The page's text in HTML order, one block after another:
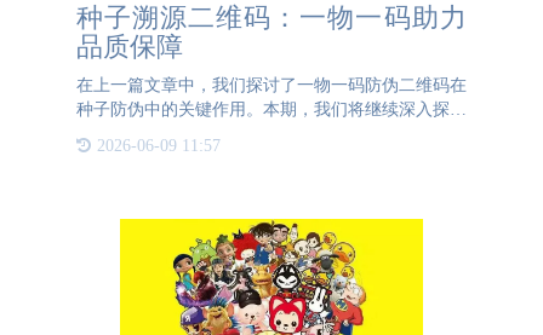
种子溯源二维码：一物一码助力
品质保障
在上一篇文章中，我们探讨了一物一码防伪二维码在
种子防伪中的关键作用。本期，我们将继续深入探讨
源功能。为什么种子需要溯源？种子作为农业生产的
2026-06-09 11:57